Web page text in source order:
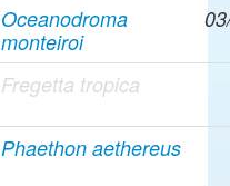
Oceanodroma
monteiroi
Fregetta tropica
Phaethon aethereus